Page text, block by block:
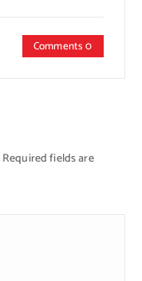
Comments 0
Required fields are